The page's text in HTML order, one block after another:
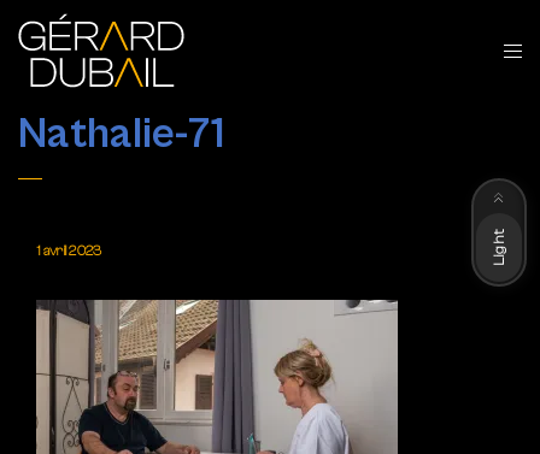
Nathalie-71
1 avril 2023 Light
Dark